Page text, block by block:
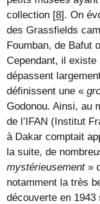
collection [8]. On
des Grassfields
Foumban, de Bafut
Cependant, il existe
dépassent
définissent une «
Godonou. Ainsi, au
de l’IFAN (Institut
à Dakar comptait
la suite, de
mystérieusement»
notamment la très
découverte en